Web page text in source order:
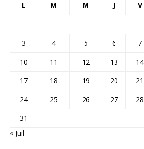
L M M J V
3
4 5 6 7
10
11 12 13 14
17
18 19 20 21
24
25 26 27 28
31
« Juil